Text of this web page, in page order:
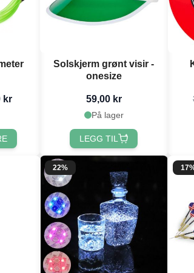
kr
Solskjerm grønt visir -
onesize
59,00 kr
På lager
LEGG TIL
22%